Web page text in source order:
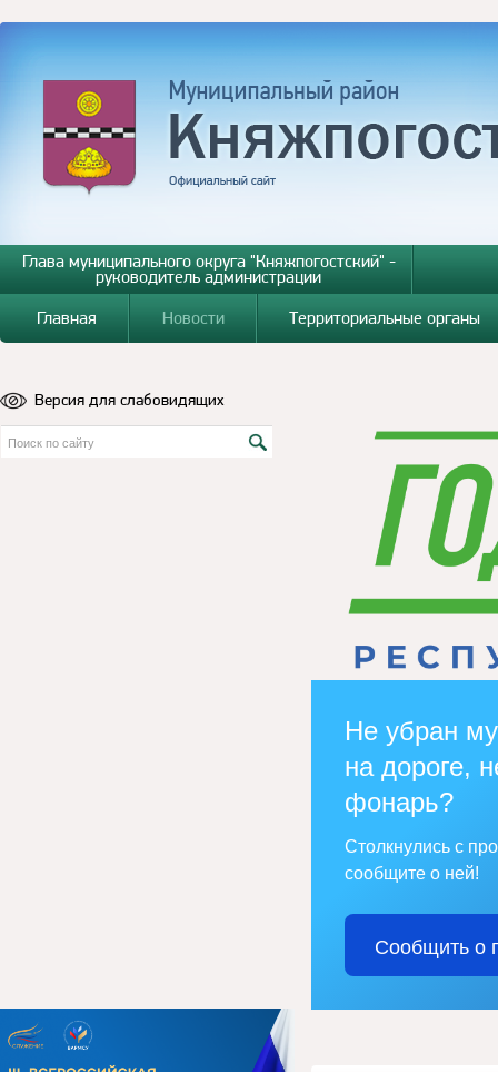
Глава муниципального округа "Княжпогостский" -
руководитель администрации
Главная
Новости Территориальные органы
Версия для слабовидящих
Не убран
на дороге,
фонарь?
Столкнулись с
сообщите о ней!
Сообщить о